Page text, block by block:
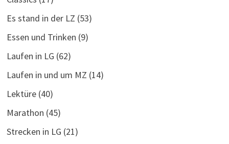
Es stand in der LZ (53)
Essen und Trinken (9)
Laufen in LG (62)
Laufen in und um MZ (14)
Lektüre(40)
Marathon (45)
Strecken in LG (21)